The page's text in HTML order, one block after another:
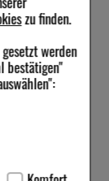
zu finden.
werden
bestätigen"